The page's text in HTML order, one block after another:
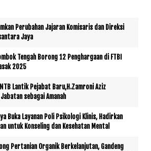
Perubahan Jajaran Komisaris dan Direksi
Jaya
Tengah Borong 12 Penghargaan di FTBI
2025
NTB Lantik Pejabat Baru,H.Zamroni Aziz
sebagai Amanah
Buka Layanan Poli Psikologi Klinis, Hadirkan
untuk Konseling dan Kesehatan Mental
Pertanian Organik Berkelanjutan, Gandeng